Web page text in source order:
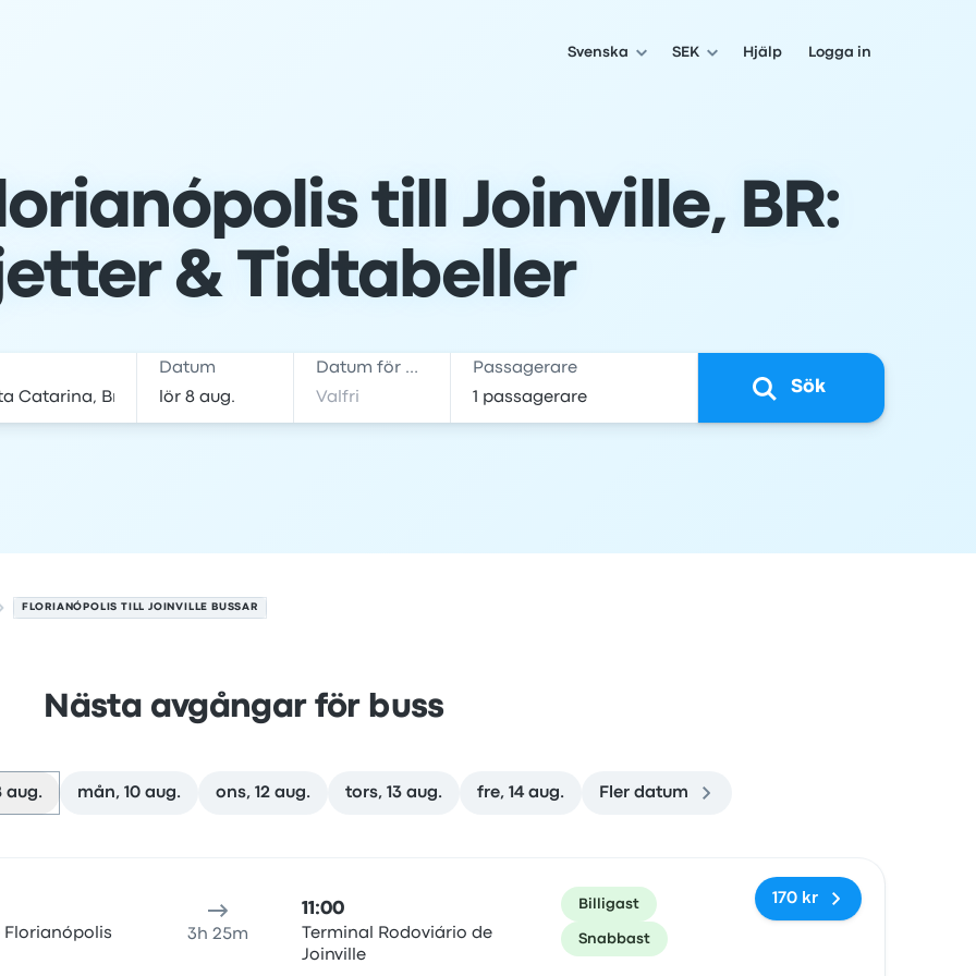
Svenska SEK Hjälp Logga in
till Joinville, BR:
& Tidtabeller
Datum Datum för hemresa Passagerare
Sök
FLORIANÓPOLIS TILL JOINVILLE BUSSAR
Nästa avgångar för buss
aug. mån, 10 aug. ons, 12 aug. tors, 13 aug. fre, 14 aug. Fler datum
Florianópolis 3h 25m
11:00
Terminal Rodoviário de
Joinville
Billigast
Snabbast
170 kr